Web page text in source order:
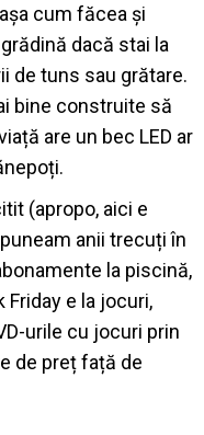
cum făcea și
dacă stai la
de tuns sau grătare.
bine construite să
are un bec LED ar
(apropo, aici e
anii trecuți în
la piscină,
Friday e la jocuri,
urile cu jocuri prin
de preț față de